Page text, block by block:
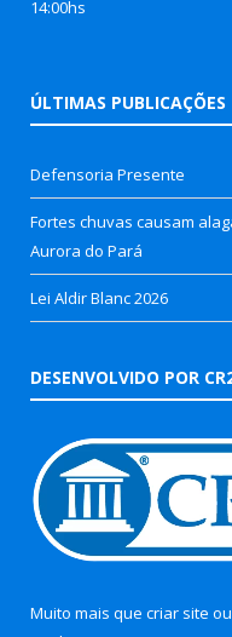
14:00hs
ÚLTIMAS PUBLICAÇÕES
Defensoria Presente
Fortes chuvas causam
Aurora do Pará
Lei Aldir Blanc 2026
DESENVOLVIDO POR
Muito mais que criar site ou